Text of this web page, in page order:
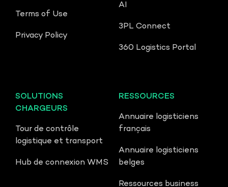
Terms of Use
Privacy Policy
AI
3PL Connect
360 Logistics Portal
SOLUTIONS
CHARGEURS
Tour de contrôle
logistique et transport
Hub de connexion WMS
RESSOURCES
Annuaire logisticiens
français
Annuaire logisticiens
belges
Ressources business